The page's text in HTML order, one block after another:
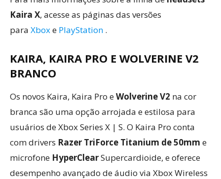
Kaira X, acesse as páginas das versões
para Xboxe PlayStation .
KAIRA, KAIRA PRO E WOLVERINE V2
BRANCO
Os novos Kaira, Kaira Pro eWolverine V2 na cor
branca são uma opção arrojada e estilosa para
usuários de Xbox Series X | S. O Kaira Pro conta
com drivers Razer TriForce Titanium de 50mm e
microfone HyperClearSupercardioide, e oferece
desempenho avançado de áudio via Xbox Wireless